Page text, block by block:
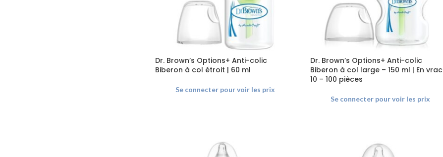
Dr. Brown’s Options+ Anti-colic
Biberon à col étroit | 60 ml
Se connecter pour voir les prix
Dr. Brown’s Options+ Anti-colic
Biberon à col large – 150 ml | En vrac
10 – 100 pièces
Se connecter pour voir les prix